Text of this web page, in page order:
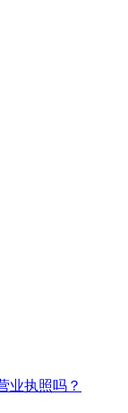
业执照吗？